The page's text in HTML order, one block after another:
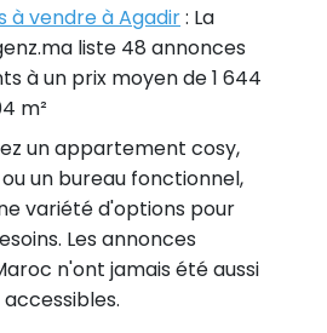
vendre à Agadir: La
liste 48 annonces
à un prix moyen de 1 644
m²
un appartement cosy,
un bureau fonctionnel,
variété d'options pour
Les annonces
n'ont jamais été aussi